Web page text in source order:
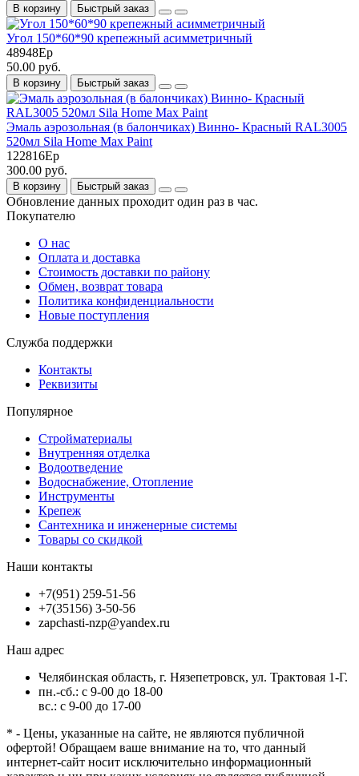
В корзину Быстрый заказ
Угол 150*60*90 крепежный асимметричный
48948Ер
50.00 руб.
В корзину Быстрый заказ
Эмаль аэрозольная (в балончиках) Винно- Красный RAL3005
520мл Sila Home Max Paint
122816Ер
300.00 руб.
В корзину Быстрый заказ
Обновление данных проходит один раз в час.
Покупателю
О нас
Оплата и доставка
Стоимость доставки по району
Обмен, возврат товара
Политика конфиденциальности
Новые поступления
Служба поддержки
Контакты
Реквизиты
Популярное
Стройматериалы
Внутренняя отделка
Водоотведение
Водоснабжение, Отопление
Инструменты
Крепеж
Сантехника и инженерные системы
Товары со скидкой
Наши контакты
+7(951) 259-51-56
+7(35156) 3-50-56
zapchasti-nzp@yandex.ru
Наш адрес
Челябинская область, г. Нязепетровск, ул. Трактовая 1-Г.
пн.-сб.: с 9-00 до 18-00
вс.: с 9-00 до 17-00
* - Цены, указанные на сайте, не являются публичной
офертой! Обращаем ваше внимание на то, что данный
интернет-сайт носит исключительно информационный